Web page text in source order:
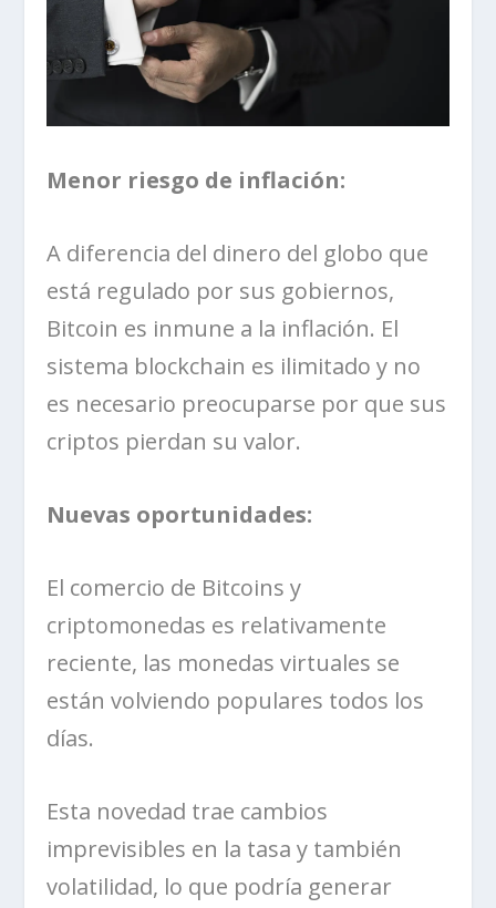
Menor riesgo de inflación:
A diferencia del dinero del globo que
está regulado por sus gobiernos,
Bitcoin es inmune a la inflación. El
sistema blockchain es ilimitado y no
es necesario preocuparse por que sus
criptos pierdan su valor.
Nuevas oportunidades:
El comercio de Bitcoins y
criptomonedas es relativamente
reciente, las monedas virtuales se
están volviendo populares todos los
días.
Esta novedad trae cambios
imprevisibles en la tasa y también
volatilidad, lo que podría generar